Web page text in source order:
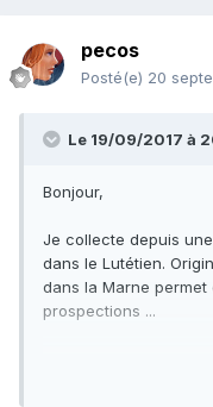
pecos
Posté(e) 20
Le 19/09/2017 à
Bonjour,
Je collecte depuis
dans le Lutétien.
dans la Marne
prospections ...